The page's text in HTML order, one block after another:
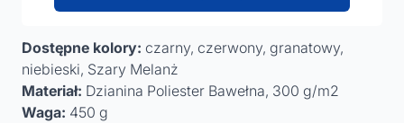
Dostępne kolory: czarny, czerwony, granatowy,
niebieski, Szary Melanż
Materiał: Dzianina Poliester Bawełna, 300 g/m2
Waga: 450 g